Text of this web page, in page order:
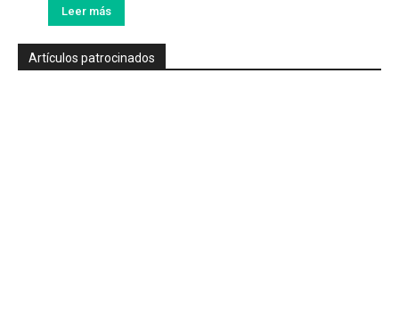
Leer más
Artículos patrocinados